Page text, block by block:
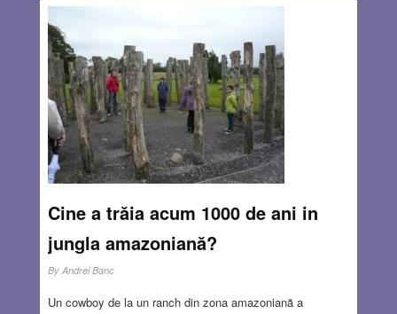
Cine a trăia acum 1000 de ani in
jungla amazoniană?
By Andrei Banc
Un cowboy de la un ranch din zona amazoniană a